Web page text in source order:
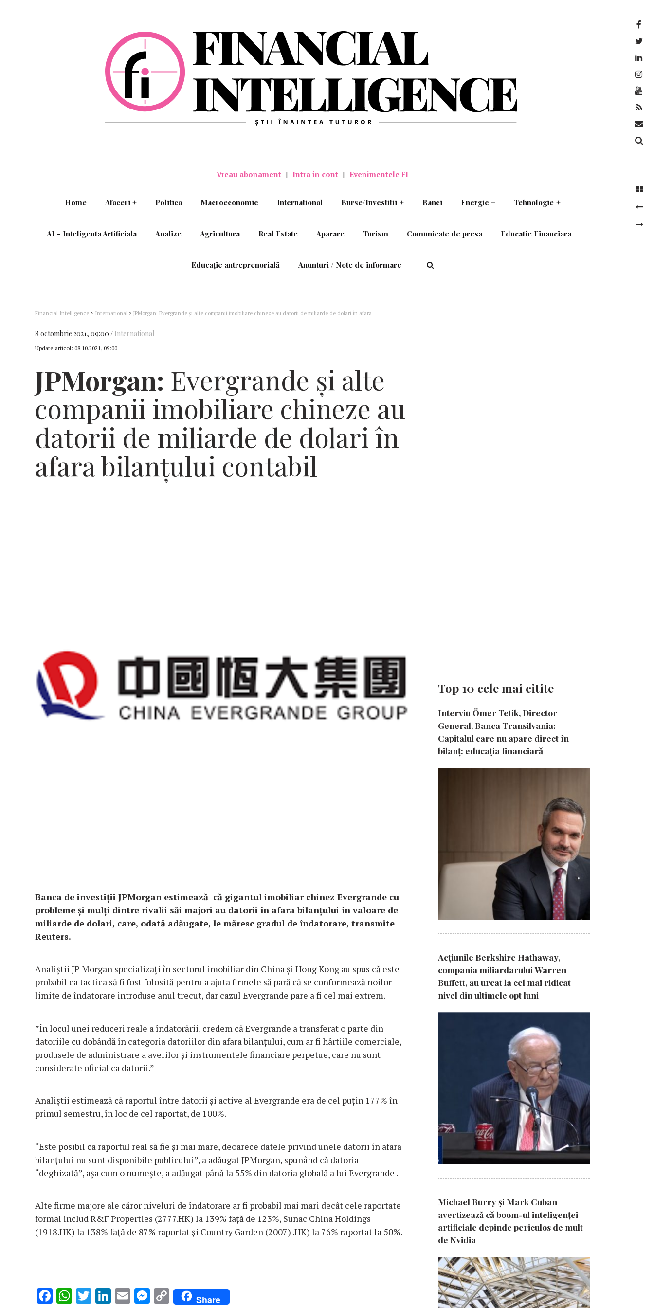
Vreau abonament | Intra in cont | Evenimentele FI
Home Afaceri + Politica Macroeconomie International Burse/Investitii + Banci Energie + Tehnologie +
AI – Inteligenta Artificiala Analize Agricultura Real Estate Aparare Turism Comunicate de presa Educatie Financiara +
Educație antreprenorială Anunturi / Note de informare +
Financial Intelligence > International > JPMorgan: Evergrande şi alte companii imobiliare chineze au datorii de miliarde de dolari în afara
8 octombrie 2021, 09:00 International
Update articol: 08.10.2021, 09:00
JPMorgan: Evergrande şi alte
companii imobiliare chineze au
datorii de miliarde de dolari în
afara bilanţului contabil
Banca de investiții JPMorgan estimează că gigantul imobiliar chinez Evergrande cu
probleme și mulți dintre rivalii săi majori au datorii în afara bilanțului în valoare de
miliarde de dolari, care, odată adăugate, le măresc gradul de îndatorare, transmite
Reuters.
Analiştii JP Morgan specializaţi în sectorul imobiliar din China şi Hong Kong au spus că este
probabil ca tactica să fi fost folosită pentru a ajuta firmele să pară că se conformează noilor
limite de îndatorare introduse anul trecut, dar cazul Evergrande pare a fi cel mai extrem.
”În locul unei reduceri reale a îndatorării, credem că Evergrande a transferat o parte din
datoriile cu dobândă în categoria datoriilor din afara bilanţului, cum ar fi hârtiile comerciale,
produsele de administrare a averilor şi instrumentele financiare perpetue, care nu sunt
considerate oficial ca datorii.”
Analiştii estimează că raportul între datorii şi active al Evergrande era de cel puţin 177% în
primul semestru, în loc de cel raportat, de 100%.
“Este posibil ca raportul real să fie și mai mare, deoarece datele privind unele datorii în afara
bilanțului nu sunt disponibile publicului”, a adăugat JPMorgan, spunând că datoria
“deghizată”, așa cum o numeşte, a adăugat până la 55% din datoria globală a lui Evergrande .
Alte firme majore ale căror niveluri de îndatorare ar fi probabil mai mari decât cele raportate
formal includ R&F Properties (2777.HK) la 139% față de 123%, Sunac China Holdings
(1918.HK) la 138% față de 87% raportat și Country Garden (2007) .HK) la 76% raportat la 50%.
F W T Li E M C Share
Top 10 cele mai citite
Interviu Ömer Tetik, Director
General, Banca Transilvania:
Capitalul care nu apare direct în
bilanț: educația financiară
Acțiunile Berkshire Hathaway,
compania miliardarului Warren
Buffett, au urcat la cel mai ridicat
nivel din ultimele opt luni
Michael Burry și Mark Cuban
avertizează că boom-ul inteligenței
artificiale depinde periculos de mult
de Nvidia